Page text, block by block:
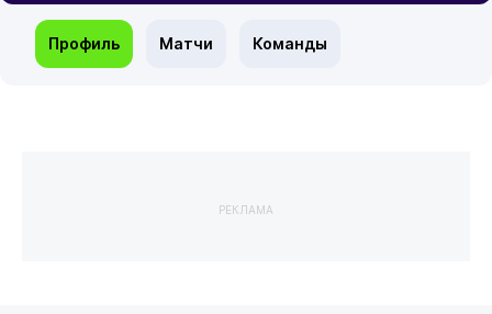
Профиль Матчи Команды
РЕКЛАМА